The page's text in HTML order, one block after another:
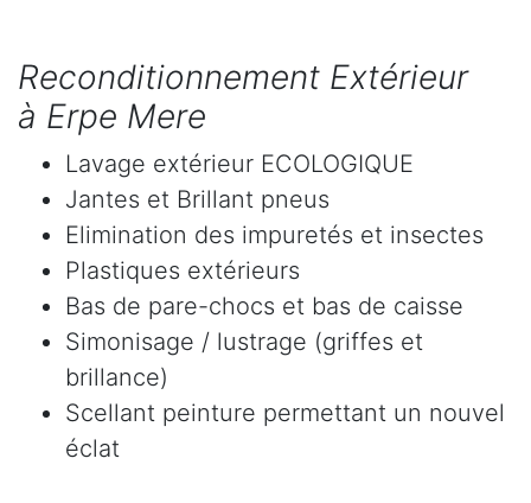
Reconditionnement Extérieur
à Erpe Mere
Lavage extérieur ECOLOGIQUE
Jantes et Brillant pneus
Elimination des impuretés et insectes
Plastiques extérieurs
Bas de pare-chocs et bas de caisse
Simonisage / lustrage (griffes et
brillance)
Scellant peinture permettant un nouvel
éclat